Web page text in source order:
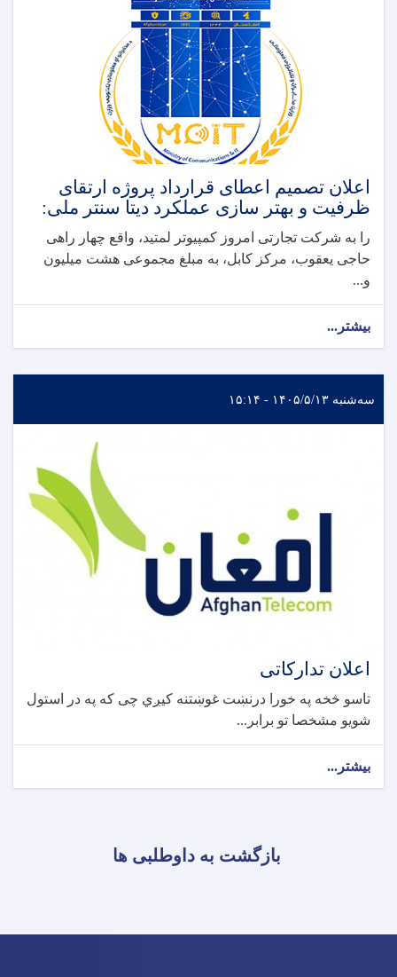
اعلان تصمیم اعطای قرارداد پروژه ارتقای
ظرفیت و بهتر سازی عملکرد دیتا سنتر ملی:
را به شرکت تجارتی امروز کمپیوتر لمتید، واقع چهار راهی
حاجی یعقوب، مرکز کابل، به مبلغ مجموعی هشت میلیون
و...
بیشتر...
سه‌شنبه ۱۴۰۵/۵/۱۳ - ۱۵:۱۴
اعلان تدارکاتی
تاسو څخه په خورا درنښت غوښتنه کیږي چی که په در استول
شویو مشخصا تو برابر...
بیشتر...
بازگشت به داوطلبی ها